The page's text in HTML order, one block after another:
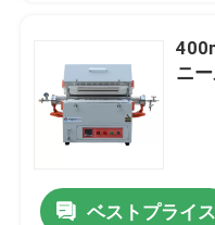
ビデオ
ニ
ベストプライス